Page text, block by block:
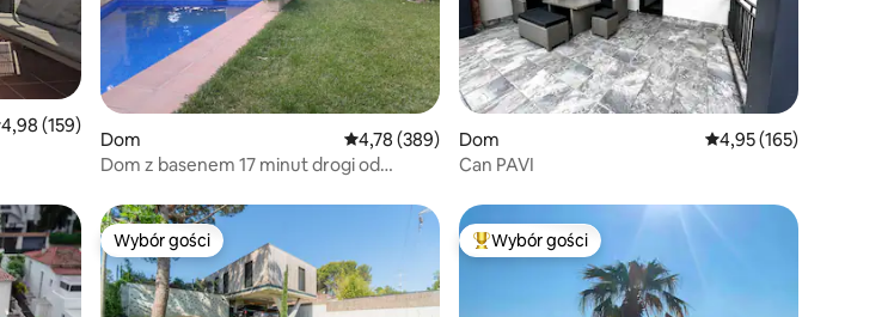
ocena: 4,98 na 5, liczba recenzji: 159
4,98 (159)
Dom Średnia ocena: 4,78 na 5, liczba recenzji: 389
4,78 (389)
Dom z basenem 17 minut drogi od
Dom Średnia ocena: 4,95
4,95 (165)
Can PAVI
Wybór gości
Wybór gości Najpopularniejsze z kategorii Wybór gości
Wybór gości